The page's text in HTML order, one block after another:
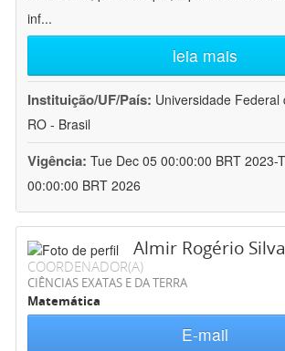
inf...
leia mais
Instituição/UF/País: Universidade Federal
RO - Brasil
Vigência: Tue Dec 05 00:00:00 BRT 2023-
00:00:00 BRT 2026
Almir Rogério
COORDENADOR(A)
CIÊNCIAS EXATAS E DA TERRA
Matemática
E-mail